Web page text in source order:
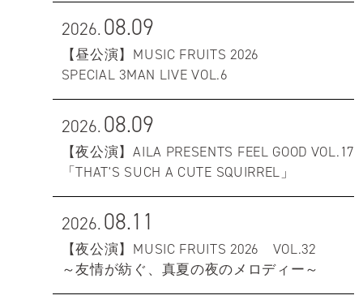
2026.08.09
【昼公演】MUSIC FRUITS 2026
SPECIAL 3MAN LIVE VOL.6
2026.08.09
【夜公演】AILA PRESENTS FEEL GOOD VOL.17
「THAT'S SUCH A CUTE SQUIRREL」
2026.08.11
【夜公演】MUSIC FRUITS 2026 VOL.32
～友情が紡ぐ、真夏の夜のメロディー～